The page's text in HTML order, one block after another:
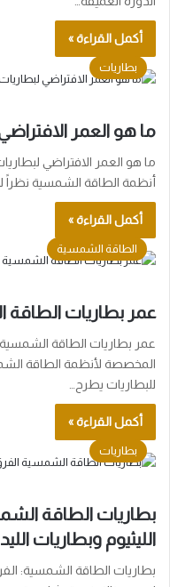
أكمل القراءة »
بطاريات
ما هو العمر
ما هو العمر الافتراضي
أنظمة الطاقة الشمسية نظراً
أكمل القراءة »
الطاقة الشمسية
عمر بطاريات
عمر بطاريات الطاقة الشمسية،
المخصصة لأنظمة الطاقة
للبطاريات يطرح…
أكمل القراءة »
بطاريات
بطاريات الطاقة
الليثيوم وبطاريات
بطاريات الطاقة الشمسية: